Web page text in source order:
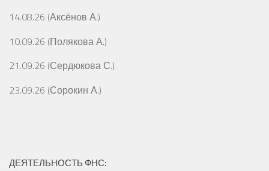
14.08.26 (Аксёнов А.)
10.09.26 (Полякова А.)
21.09.26 (Сердюкова С.)
23.09.26 (Сорокин А.)
ДЕЯТЕЛЬНОСТЬ ФНС: